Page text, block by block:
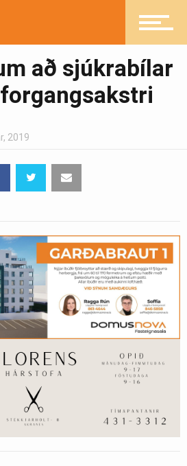
að sjúkrabílar
2019